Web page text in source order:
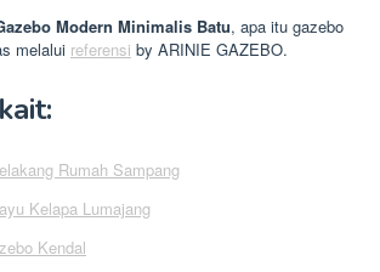
Modern Minimalis Batu, apa itu gazebo
melalui referensi by ARINIE GAZEBO.
Rumah Sampang
Kelapa Lumajang
Kendal